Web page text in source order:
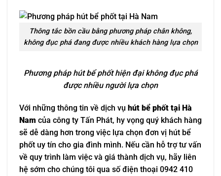
Thông tắc bồn cầu bằng phương pháp chân không,
không đục phá đang được nhiều khách hàng lựa chọn
Phương pháp hút bể phốt hiện đại không đục phá
được nhiều người lựa chọn
Với những thông tin về dịch vụ hút bể phốt tại Hà
Nam của công ty Tấn Phát, hy vọng quý khách hàng
sẽ dễ dàng hơn trong việc lựa chọn đơn vị hút bể
phốt uy tín cho gia đình mình. Nếu cần hỗ trợ tư vấn
về quy trình làm việc và giá thành dịch vụ, hãy liên
hệ sớm cho chúng tôi qua số điện thoại 0942 410